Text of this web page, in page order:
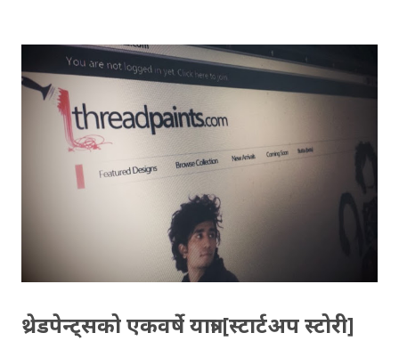
राजनिती र 'इगो फाइट'हरु पढ्दा निकै मर्माहत भइयो, सोचेभन्दा धेरै
फरक पाएँ ट्विटर, कम्पनीको रुपमा। स्टार्टअप भित्र त्यति धेरै
उतारचढाव र भयंकर राजनिती हुँदा र स्थापनाको पाँच - छ वर्षसम्म पनि
विना कुनै आम्दानी ट्विटर चलेको देख्दा भने निकै अचम्भित भएँ ।
किताब पढेर केही प्रति अगाध श्रद्धा पलायो भने, केही प्रति वितृष्णा पनि
। प्रस्तुत ब्लगमा किताबको समिक्षा भन्दा पनि किताब पढेर बुझेका र
थाहा पाएका तथ्यहरु राखेकोछु । "ह्याचिङ ट्विटर"को किन्डल भर्सन
गिफ्ट दिनुहुने दाजु "योन्तेन ग्याछो"( @TheYGoffice ) लाई हार्दिक
थ्रेडपेन्ट्सको एकवर्षे यात्रा [स्टार्टअप स्टोरी]